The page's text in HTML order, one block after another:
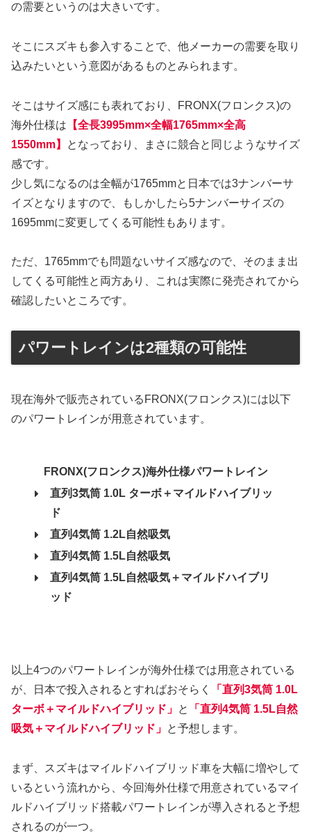
の需要というのは大きいです。
そこにスズキも参入することで、他メーカーの需要を取り
込みたいという意図があるものとみられます。
そこはサイズ感にも表れており、FRONX(フロンクス)の
海外仕様は 【全長3995mm×全幅1765mm×全高
1550mm】
となっており、まさに競合と同じようなサイズ
感です。
少し気になるのは全幅が1765mmと日本では3ナンバーサ
イズとなりますので、もしかしたら5ナンバーサイズの
1695mmに変更してくる可能性もあります。
ただ、1765mmでも問題ないサイズ感なので、そのまま出
してくる可能性と両方あり、これは実際に発売されてから
確認したいところです。
パワートレインは2種類の可能性
現在海外で販売されているFRONX(フロンクス)には以下
のパワートレインが用意されています。
FRONX(フロンクス)海外仕様パワートレイン
直列3気筒 1.0L ターボ＋マイルドハイブリッ
ド
直列4気筒 1.2L自然吸気
直列4気筒 1.5L自然吸気
直列4気筒 1.5L自然吸気＋マイルドハイブリ
ッド
以上4つのパワートレインが海外仕様では用意されている
が、日本で投入されるとすればおそらく
「直列3気筒 1.0L
ターボ＋マイルドハイブリッド」 と
「直列4気筒 1.5L自然
吸気＋マイルドハイブリッド」 と予想します。
まず、スズキはマイルドハイブリッド車を大幅に増やして
いるという流れから、今回海外仕様で用意されているマイ
ルドハイブリッド搭載パワートレインが導入されると予想
されるのが一つ。